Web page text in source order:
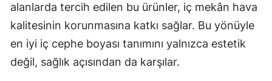
alanlarda tercih edilen bu ürünler, iç mekân hava
kalitesinin korunmasına katkı sağlar. Bu yönüyle
en iyi iç cephe boyası tanımını yalnızca estetik
değil, sağlık açısından da karşılar.